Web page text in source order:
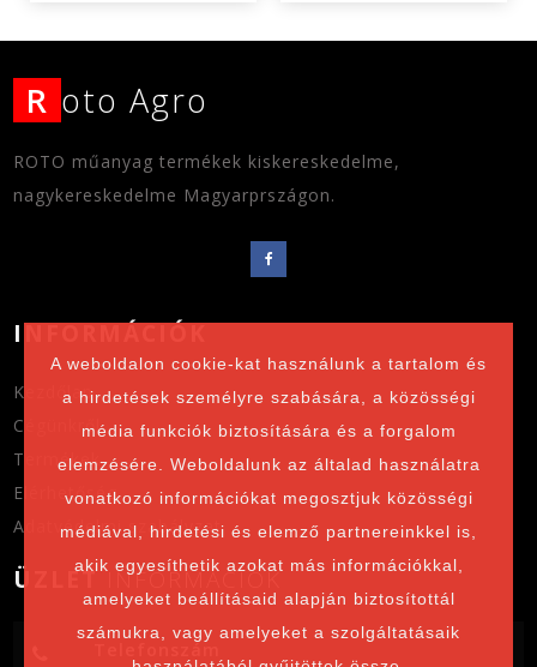
R oto Agro
ROTO műanyag termékek kiskereskedelme,
nagykereskedelme Magyarprszágon.
INFORMÁCIÓK
Kezdőlap
Cégünkről
Termékek
Elérhetőség
Adatvédelmi szabályzat
ÜZLETINFORMÁCIÓK
Telefonszám
A weboldalon cookie-kat használunk a tartalom és
a hirdetések személyre szabására, a közösségi
média funkciók biztosítására és a forgalom
elemzésére. Weboldalunk az általad használatra
vonatkozó információkat megosztjuk közösségi
médiával, hirdetési és elemző partnereinkkel is,
akik egyesíthetik azokat más információkkal,
amelyeket beállításaid alapján biztosítottál
számukra, vagy amelyeket a szolgáltatásaik